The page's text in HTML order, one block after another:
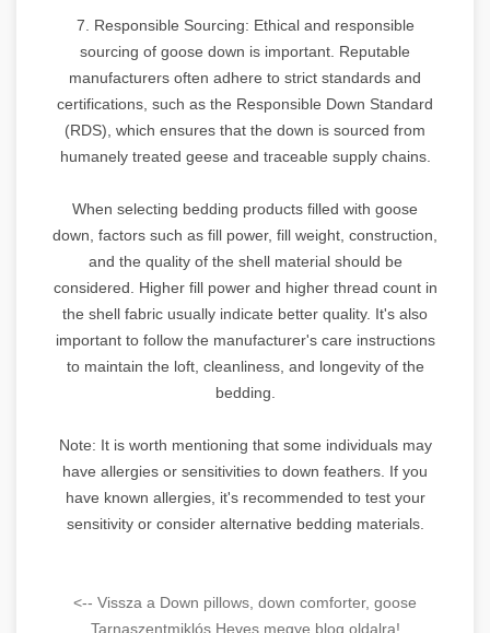
7. Responsible Sourcing: Ethical and responsible
sourcing of goose down is important. Reputable
manufacturers often adhere to strict standards and
certifications, such as the Responsible Down Standard
(RDS), which ensures that the down is sourced from
humanely treated geese and traceable supply chains.
When selecting bedding products filled with goose
down, factors such as fill power, fill weight, construction,
and the quality of the shell material should be
considered. Higher fill power and higher thread count in
the shell fabric usually indicate better quality. It's also
important to follow the manufacturer's care instructions
to maintain the loft, cleanliness, and longevity of the
bedding.
Note: It is worth mentioning that some individuals may
have allergies or sensitivities to down feathers. If you
have known allergies, it's recommended to test your
sensitivity or consider alternative bedding materials.
<-- Vissza a Down pillows, down comforter, goose
Tarnaszentmiklós Heves megye blog oldalra!